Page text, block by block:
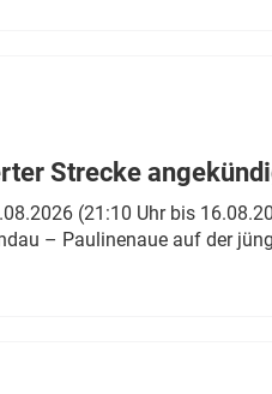
Strecke
(21:10 Uhr bis
– Paulinenaue auf der